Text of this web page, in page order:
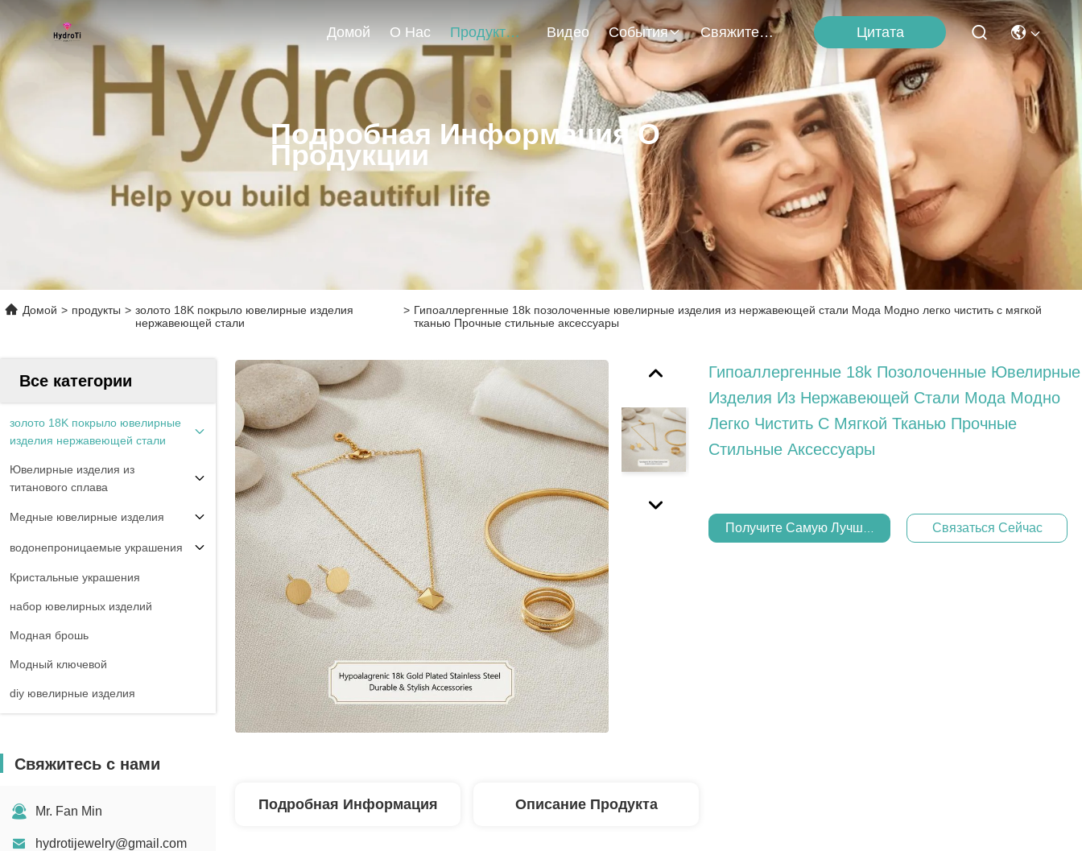
Домой О Нас Продукты Видео События Свяжитесь С Нами Цитата
Подробная Информация О
Продукции
Домой > продукты > золото 18K покрыло ювелирные изделия
нержавеющей стали
> Гипоаллергенные 18k позолоченные ювелирные изделия из нержавеющей стали Мода Модно легко чистить с мягкой
тканью Прочные стильные аксессуары
Все категории
золото 18K покрыло ювелирные
изделия нержавеющей стали
Ювелирные изделия из
титанового сплава
Медные ювелирные изделия
водонепроницаемые украшения
Кристальные украшения
набор ювелирных изделий
Модная брошь
Модный ключевой
diy ювелирные изделия
Свяжитесь с нами
Mr. Fan Min
hydrotijewelry@gmail.com
Гипоаллергенные 18k Позолоченные Ювелирные
Изделия Из Нержавеющей Стали Мода Модно
Легко Чистить С Мягкой Тканью Прочные
Стильные Аксессуары
Получите Самую Лучшую Цену Связаться Сейчас
Подробная Информация Описание Продукта